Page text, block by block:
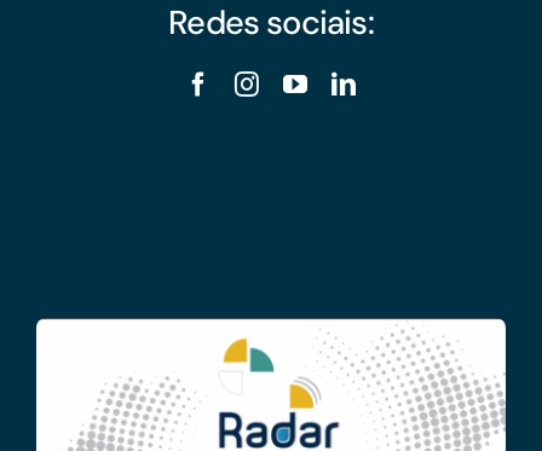
Redes sociais: